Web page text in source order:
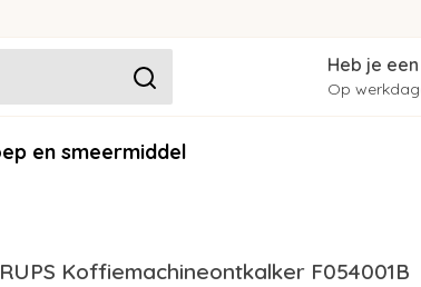
Heb je
Op
en smeermiddel
Koffiemachineontkalker F054001B